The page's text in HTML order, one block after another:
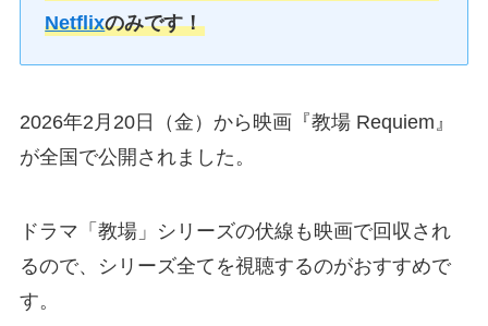
Netflixのみです！
2026年2月20日（金）から映画『教場 Requiem』
が全国で公開されました。
ドラマ「教場」シリーズの伏線も映画で回収され
るので、シリーズ全てを視聴するのがおすすめで
す。